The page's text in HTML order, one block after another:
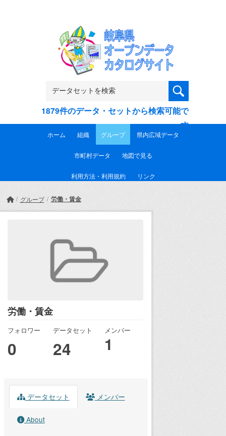
1879件のデータ・セットから検索可能で
す
ホーム 組織 グループ 県内広域データ
市町村データ 地図で見る
利用方法・利用規約 リンク
グループ 労働・賃金
労働・賃金
フォロワー
0
データセット
24
メンバー
1
データセット メンバー
About